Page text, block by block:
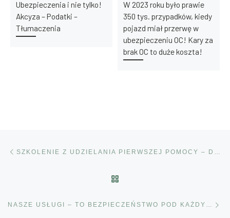
Ubezpieczenia i nie tylko!
Akcyza – Podatki –
Tłumaczenia
W 2023 roku było prawie
350 tys. przypadków, kiedy
pojazd miał przerwę w
ubezpieczeniu OC! Kary za
brak OC to duże koszta!
NASZE USŁUGI – TO BEZPIECZEŃSTWO POD KAŻDYM WZGLĘDEM!